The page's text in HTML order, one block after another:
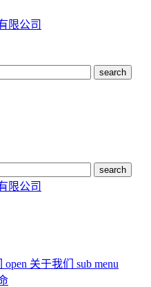
限公司
search
search
限公司
open 关于我们 sub menu